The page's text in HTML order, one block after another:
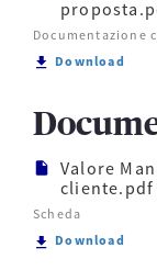
Documentazione
Download
Valore
cliente.pdf
Scheda
Download